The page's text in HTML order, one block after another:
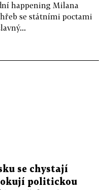
happening Milana
se státními poctami
se chystají
politickou